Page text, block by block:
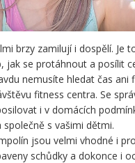
brzy zamilují i dospělí. Je
jak se protáhnout a posílit
nemusíte hledat čas ani
fitness centra. Se
i v domácích
společně s vašimi dětmi.
jsou velmi vhodné i
schůdky a dokonce i